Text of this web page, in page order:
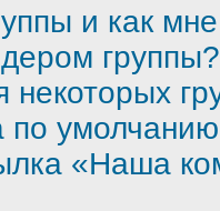
и как
группы?
некоторых
по
«Наша